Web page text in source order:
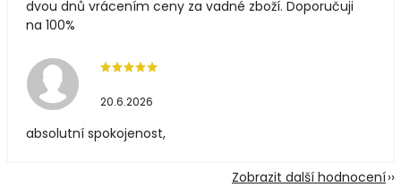
dvou dnů vrácením ceny za vadné zboží. Doporučuji
na 100%
20.6.2026
absolutní spokojenost,
Zobrazit další hodnocení